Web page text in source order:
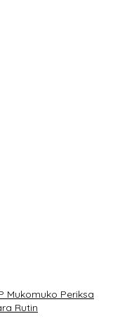
Mukomuko Periksa
Rutin